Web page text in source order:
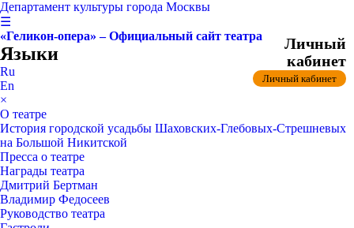
Департамент культуры города Москвы
☰
«Геликон-опера» – Официальный сайт театра
Языки
Ru
En
×
О театре
История городской усадьбы Шаховских-Глебовых-Стрешневых
на Большой Никитской
Пресса о театре
Награды театра
Дмитрий Бертман
Владимир Федосеев
Руководство театра
Личный
кабинет
Личный кабинет